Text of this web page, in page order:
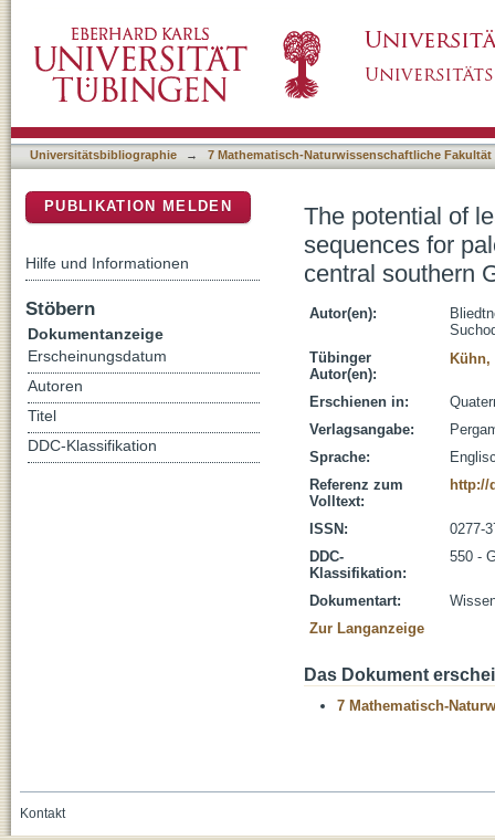
reconstructions - Upper Alazani River,
Universitätsbibliographie → 7 Mathematisch-Naturwissenschaftliche Fakultät
The potential of
sequences for
central southern
Autor(en):
Tübinger
Autor(en):
Kühn,
Erschienen in:
Verlagsangabe:
Sprache:
Referenz zum
Volltext:
http://
ISSN:
0277-
DDC-
Klassifikation:
550 -
Dokumentart:
Zur Langanzeige
Das Dokument
7 Mathematisch-
PUBLIKATION MELDEN
Hilfe und Informationen
Stöbern
Dokumentanzeige
Erscheinungsdatum
Autoren
Titel
DDC-Klassifikation
Kontakt